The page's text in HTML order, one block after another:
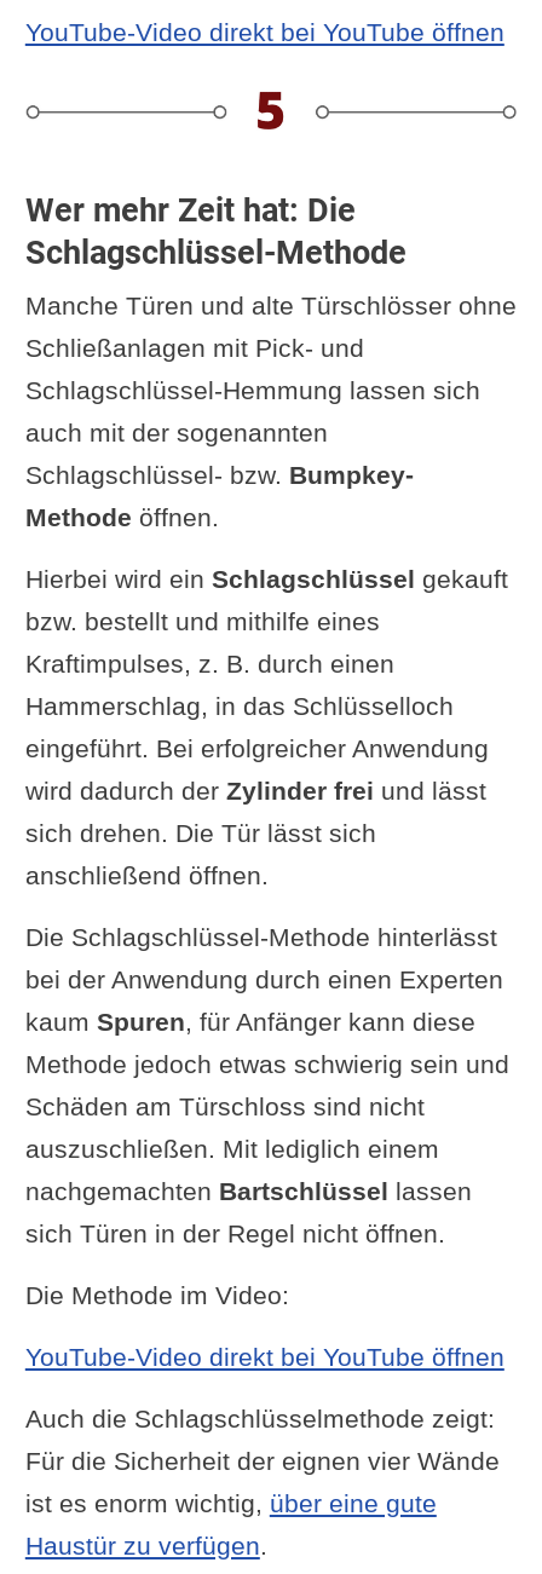
YouTube-Video direkt bei YouTube öffnen
Wer mehr Zeit hat: Die
Schlagschlüssel-Methode
Manche Türen und alte Türschlösser ohne
Schließanlagen mit Pick- und
Schlagschlüssel-Hemmung lassen sich
auch mit der sogenannten
Schlagschlüssel- bzw. Bumpkey-
Methode öffnen.
Hierbei wird ein Schlagschlüssel gekauft
bzw. bestellt und mithilfe eines
Kraftimpulses, z. B. durch einen
Hammerschlag, in das Schlüsselloch
eingeführt. Bei erfolgreicher Anwendung
wird dadurch der Zylinder frei und lässt
sich drehen. Die Tür lässt sich
anschließend öffnen.
Die Schlagschlüssel-Methode hinterlässt
bei der Anwendung durch einen Experten
kaum Spuren, für Anfänger kann diese
Methode jedoch etwas schwierig sein und
Schäden am Türschloss sind nicht
auszuschließen. Mit lediglich einem
nachgemachten Bartschlüssel lassen
sich Türen in der Regel nicht öffnen.
Die Methode im Video:
YouTube-Video direkt bei YouTube öffnen
Auch die Schlagschlüsselmethode zeigt:
Für die Sicherheit der eignen vier Wände
ist es enorm wichtig, über eine gute
Haustür zu verfügen.